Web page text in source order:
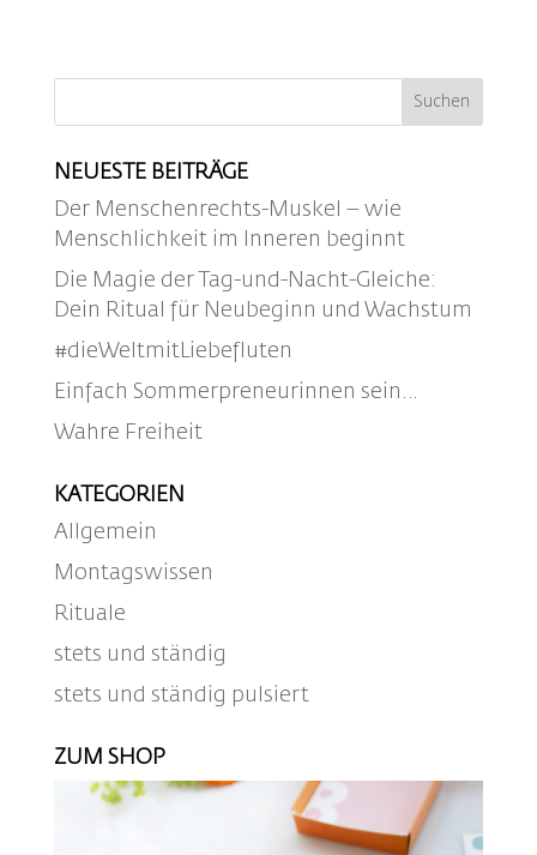
NEUESTE BEITRÄGE
Der Menschenrechts-Muskel – wie
Menschlichkeit im Inneren beginnt
Die Magie der Tag-und-Nacht-Gleiche:
Dein Ritual für Neubeginn und Wachstum
#dieWeltmitLiebefluten
Einfach Sommerpreneurinnen sein…
Wahre Freiheit
KATEGORIEN
Allgemein
Montagswissen
Rituale
stets und ständig
stets und ständig pulsiert
ZUM SHOP